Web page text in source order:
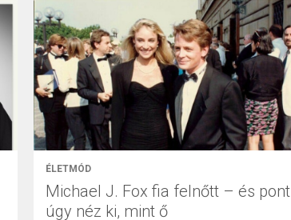
ÉLETMÓD
Michael J. Fox fia felnőtt – és pont
úgy néz ki, mint ő